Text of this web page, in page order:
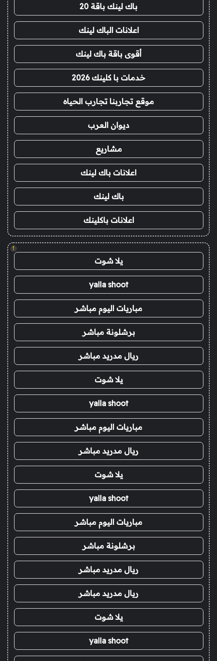
باك لينك باقة 20
اعلانات الباك لينك
أقوى باقة باك لينك
خدمات با كلينك 2026
موقع تجاربنا تجارب الحياه
ديوان العرب
مشاريع
اعلانات باك لينك
باك لينك
اعلانات باكلينك
!
يلا شوت
yalla shoot
مباريات اليوم مباشر
برشلونة مباشر
ريال مدريد مباشر
يلا شوت
yalla shoot
مباريات اليوم مباشر
ريال مدريد مباشر
يلا شوت
yalla shoot
مباريات اليوم مباشر
برشلونة مباشر
ريال مدريد مباشر
ريال مدريد مباشر
يلا شوت
yalla shoot